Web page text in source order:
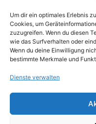
Um dir ein optimales Erlebnis
Cookies, um
zuzugreifen. Wenn du diesen
wie das Surfverhalten oder
Wenn du deine Einwilligung
bestimmte Merkmale und
Dienste verwalten
Copyright © 2026